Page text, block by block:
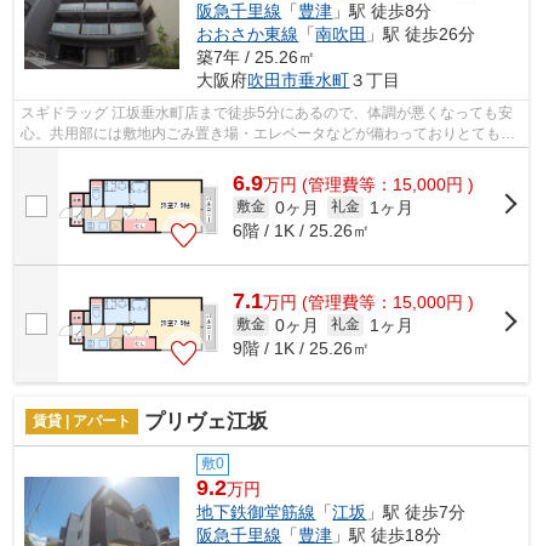
阪急千里線 「豊津 」駅 徒歩8分
おおさか東線 「南吹田 」駅 徒歩26分
築7年 / 25.26㎡
大阪府吹田市垂水町３丁目
スギドラッグ 江坂垂水町店まで徒歩5分にあるので、体調が悪くなっても安
心。共用部には敷地内ごみ置き場・エレベータなどが備わっておりとても充
6.9万円 (管理費等：15,000円 )
敷金 0ヶ月 礼金
1ヶ月
6階 / 1K / 25.26㎡
7.1万円 (管理費等：15,000円 )
敷金 0ヶ月 礼金
1ヶ月
9階 / 1K / 25.26㎡
賃貸 | アパート プリヴェ江坂
敷0
9.2万円
地下鉄御堂筋線 「江坂 」駅 徒歩7分
阪急千里線 「豊津 」駅 徒歩18分